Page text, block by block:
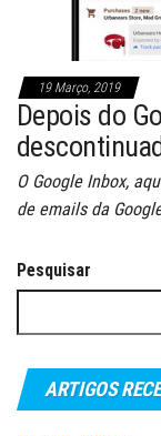
19 Março, 2019
Depois do
O Google Inbox,
de emails da
Pesquisar
ARTIGOS